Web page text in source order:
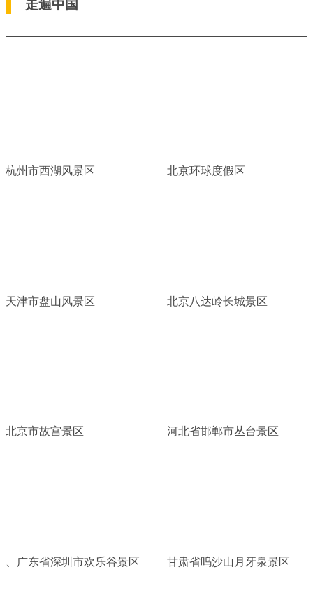
走遍中国
杭州市西湖风景区 北京环球度假区
天津市盘山风景区 北京八达岭长城景区
北京市故宫景区 河北省邯郸市丛台景区
、广东省深圳市欢乐谷景区 甘肃省呜沙山月牙泉景区